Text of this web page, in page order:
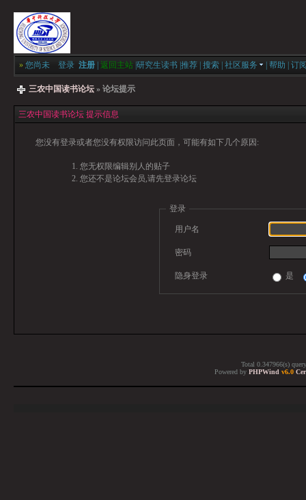
» 您尚未 登录 注册 返回主站 研究生读书 推荐 搜索 社区服务 帮助 订
三农中国读书论坛 » 论坛提示
三农中国读书论坛 提示信息
您没有登录或者您没有权限访问此页面，可能有如下几个原因:
您无权限编辑别人的贴子
您还不是论坛会员,请先登录论坛
登录
用户名
密码
隐身登录 是
Total 0.347966(s)
Powered by PHPWind v6.0